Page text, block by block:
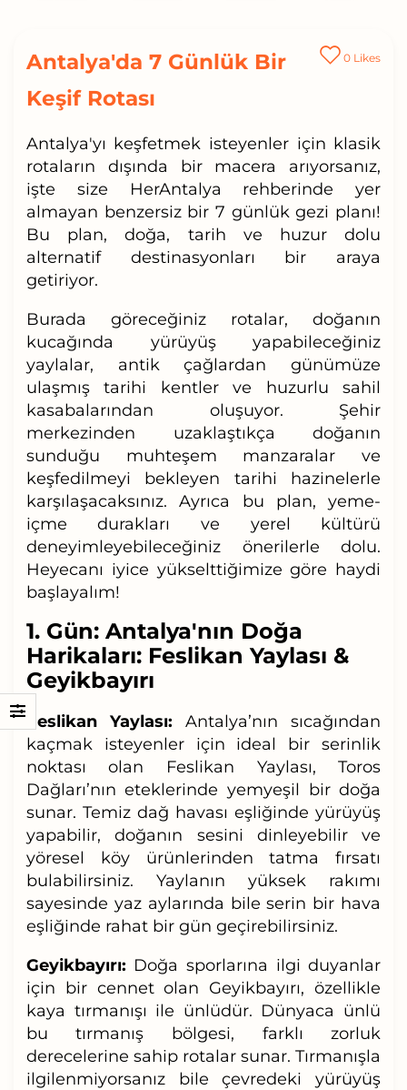
0 Likes
Antalya'da 7 Günlük Bir
Keşif Rotası
Antalya'yı keşfetmek isteyenler için klasik
rotaların dışında bir macera arıyorsanız,
işte size HerAntalya rehberinde yer
almayan benzersiz bir 7 günlük gezi planı!
Bu plan, doğa, tarih ve huzur dolu
alternatif destinasyonları bir araya
getiriyor.
Burada göreceğiniz rotalar, doğanın
kucağında yürüyüş yapabileceğiniz
yaylalar, antik çağlardan günümüze
ulaşmış tarihi kentler ve huzurlu sahil
kasabalarından oluşuyor. Şehir
merkezinden uzaklaştıkça doğanın
sunduğu muhteşem manzaralar ve
keşfedilmeyi bekleyen tarihi hazinelerle
karşılaşacaksınız. Ayrıca bu plan, yeme-
içme durakları ve yerel kültürü
deneyimleyebileceğiniz önerilerle dolu.
Heyecanı iyice yükselttiğimize göre haydi
başlayalım!
1. Gün: Antalya'nın Doğa
Harikaları: Feslikan Yaylası &
Geyikbayırı
Feslikan Yaylası:
Antalya’nın sıcağından
kaçmak isteyenler için ideal bir serinlik
noktası olan Feslikan Yaylası, Toros
Dağları’nın eteklerinde yemyeşil bir doğa
sunar. Temiz dağ havası eşliğinde yürüyüş
yapabilir, doğanın sesini dinleyebilir ve
yöresel köy ürünlerinden tatma fırsatı
bulabilirsiniz. Yaylanın yüksek rakımı
sayesinde yaz aylarında bile serin bir hava
eşliğinde rahat bir gün geçirebilirsiniz.
Geyikbayırı: Doğa sporlarına ilgi duyanlar
için bir cennet olan Geyikbayırı, özellikle
kaya tırmanışı ile ünlüdür. Dünyaca ünlü
bu tırmanış bölgesi, farklı zorluk
derecelerine sahip rotalar sunar. Tırmanışla
ilgilenmiyorsanız bile çevredeki yürüyüş